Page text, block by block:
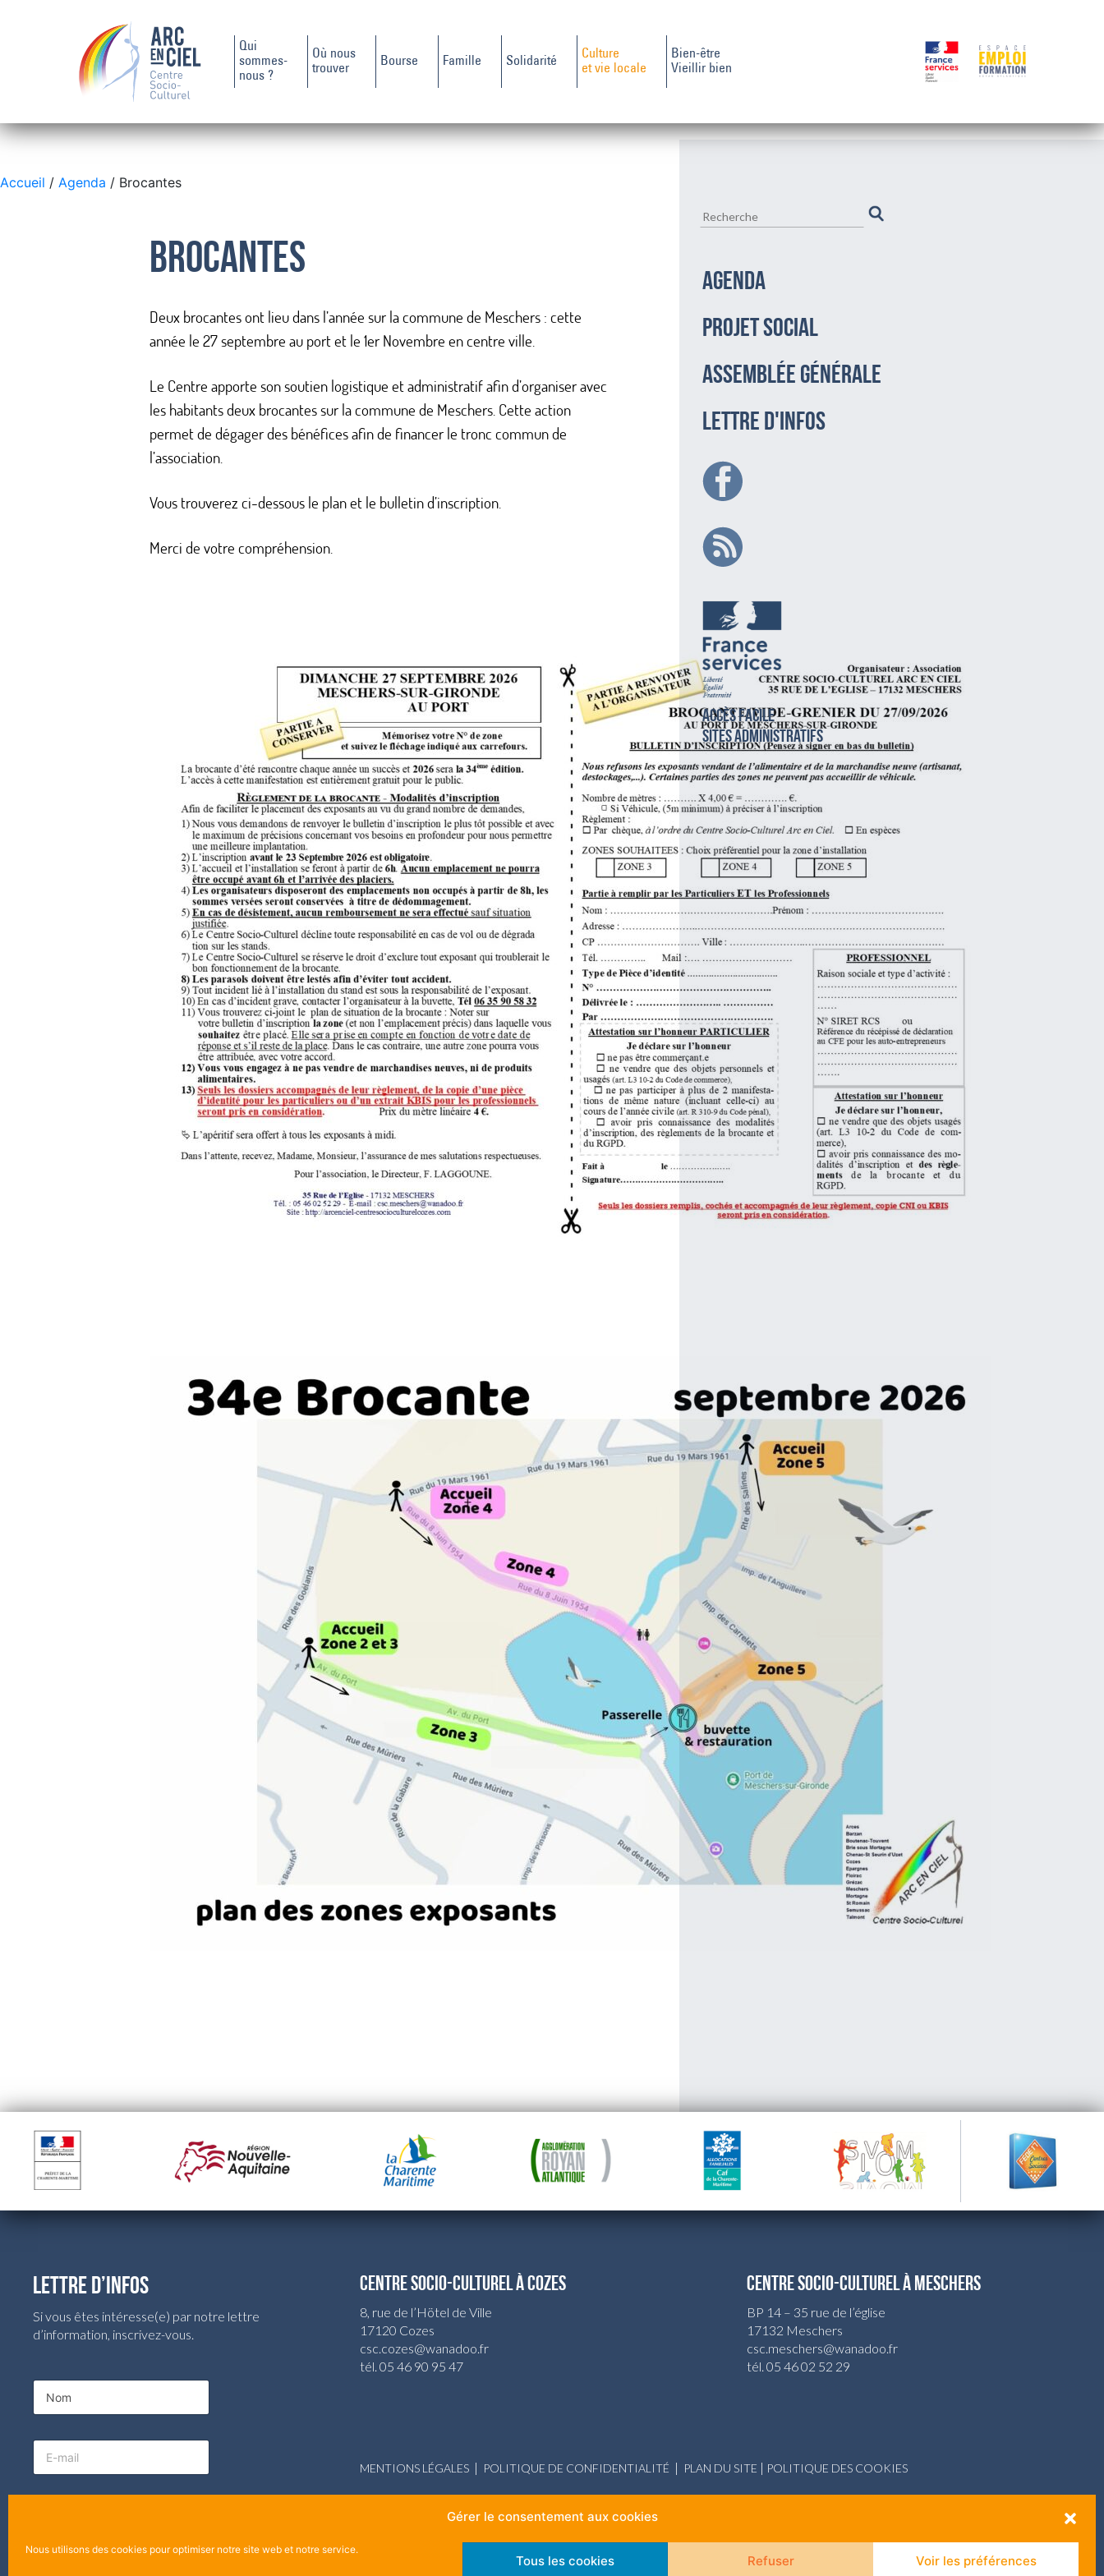
Gérer le consentement aux cookies
Nous utilisons des cookies pour optimiser notre site web et notre service.
Tous les cookies Refuser Voir les préférences
Qui
sommes-
nous ?
Où nous
trouver
Bourse Famille Solidarité
Culture
et vie locale
Bien-être
Vieillir bien
Accueil / Agenda / Brocantes
Brocantes
Deux brocantes ont lieu dans l’année sur la commune de Meschers : cette
année le 27 septembre au port et le 1er Novembre en centre ville.
Le Centre apporte son soutien logistique et administratif afin d’organiser avec
les habitants deux brocantes sur la commune de Meschers. Cette action
permet de dégager des bénéfices afin de financer le tronc commun de
l’association.
Vous trouverez ci-dessous le plan et le bulletin d’inscription.
Merci de votre compréhension.
AGENDA
PROJET SOCIAL
assemblée générale
LETTRE D'INFOS
Accès facile
sites administratifs
LETTRE D’INFOS
Si vous êtes intéresse(e) par notre lettre
d’information, inscrivez-vous.
E
m
i
N
m
E
m
CENTRE SOCIO-CULTUREL À COZES
8, rue de l’Hötel de Ville
17120 Cozes
csc.cozes@wanadoo.fr
tél. 05 46 90 95 47
CENTRE SOCIO-CULTUREL À MESCHERS
BP 14 – 35 rue de l’église
17132 Meschers
csc.meschers@wanadoo.fr
tél. 05 46 02 52 29
MENTIONS LÉGALES | POLITIQUE DE CONFIDENTIALITÉ | PLAN DU SITE | POLITIQUE DES COOKIES